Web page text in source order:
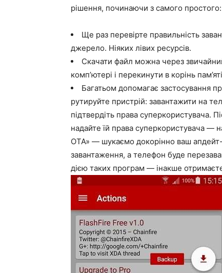
рішення, починаючи з самого простого:
Ще раз перевірте правильність
джерело. Ніяких лівих ресурсів.
Скачати файл можна через
комп’ютері і перекинути в корінь
Багатьом допомагає застосування
рутируйте пристрій: завантажити на
підтвердіть права суперкористувача.
надайте їй права суперкористувача
OTA» — шукаємо докорінно ваш
завантаження, а телефон буде
дією таких програм — інакше